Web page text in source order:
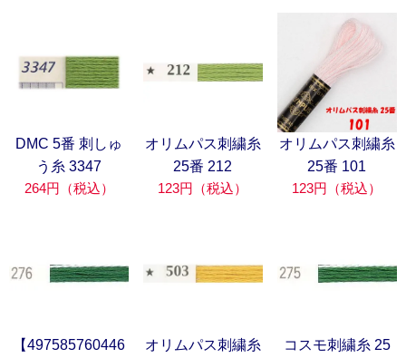
DMC 5番 刺しゅ
う糸 3347
264円（税込）
オリムパス刺繍糸
25番 212
123円（税込）
オリムパス刺繍糸
25番 101
123円（税込）
【497585760446
オリムパス刺繍糸
コスモ刺繍糸 25